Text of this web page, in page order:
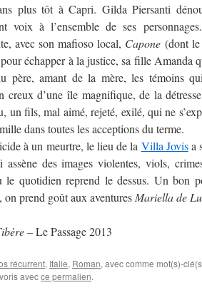
plus tôt à Capri. Gilda Piersanti
voix à l’ensemble de ses
avec son mafioso local, Capone (dont le
échapper à la justice, sa fille Amanda
père, amant de la mère, les témoins
d’une île magnifique, de la
un fils, mal aimé, rejeté, exilé, qui ne
dans toutes les acceptions du terme.
à un meurtre, le lieu de la Villa Jovisa
des images violentes, viols,
le quotidien reprend le dessus. Un bon
prend goût aux aventures Mariella de
–Le Passage 2013
récurrent, Italie, Roman, avec comme mot(s)-
avecce permalien.